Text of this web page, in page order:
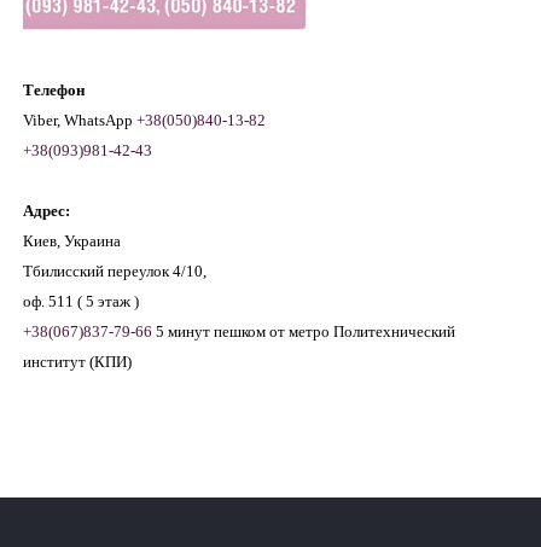
Телефон
Viber, WhatsApp +38(050)840-13-82
+38(093)981-42-43
Адрес:
Киев, Украина
Тбилисский переулок 4/10,
оф. 511 ( 5 этаж )
+38(067)837-79-66 5 минут пешком от метро Политехнический
институт (КПИ)